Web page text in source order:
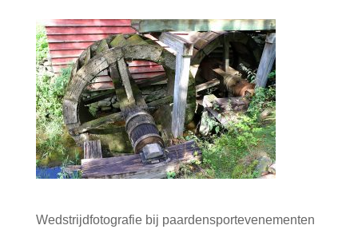
Wedstrijdfotografie bij paardensportevenementen